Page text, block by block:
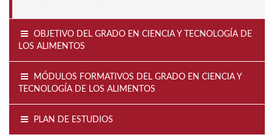
OBJETIVO DEL GRADO EN CIENCIA Y TECNOLOGÍA DE
LOS ALIMENTOS
MÓDULOS FORMATIVOS DEL GRADO EN CIENCIA Y
TECNOLOGÍA DE LOS ALIMENTOS
PLAN DE ESTUDIOS